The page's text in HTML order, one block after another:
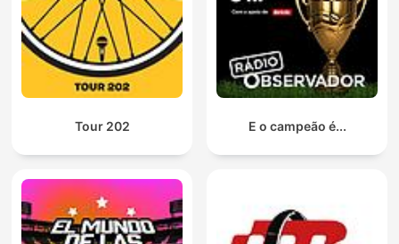
Tour 202 E o campeão é...